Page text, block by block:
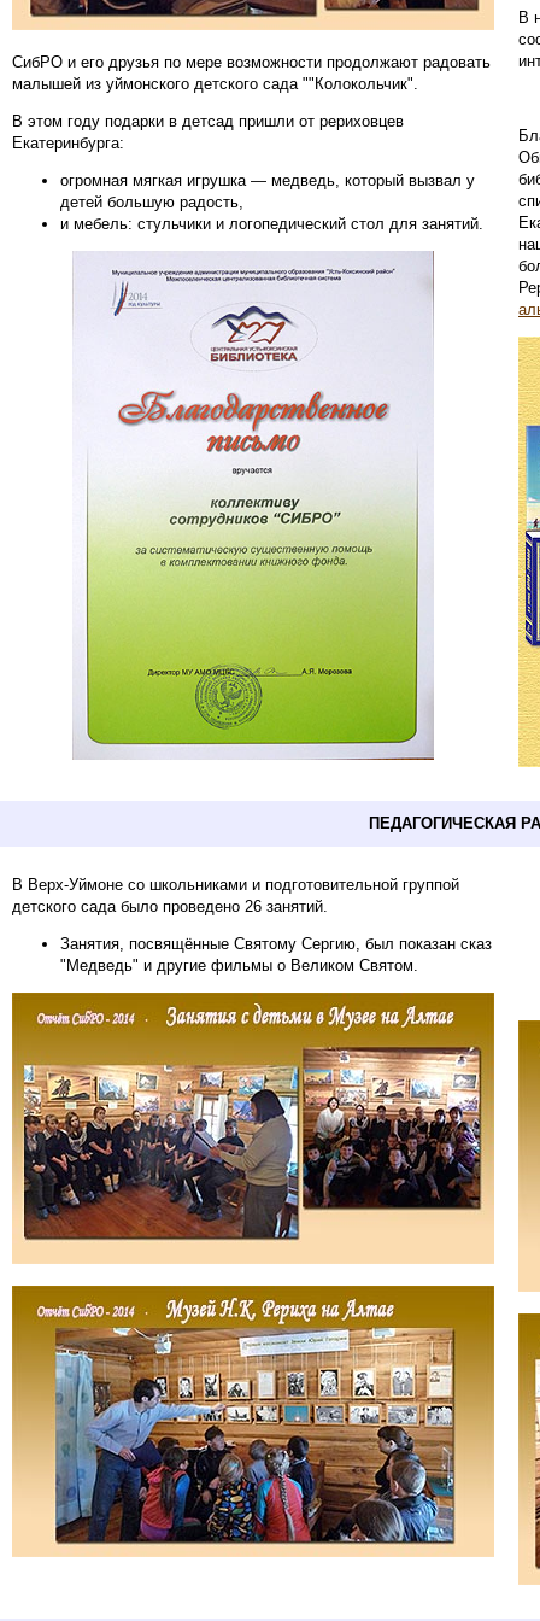
СибРО и его друзья по мере возможности продолжают радовать
малышей из уймонского детского сада ""Колокольчик".
В этом году подарки в детсад пришли от рериховцев
Екатеринбурга:
огромная мягкая игрушка — медведь, который вызвал у
детей большую радость,
и мебель: стульчики и логопедический стол для занятий.
В
ПЕДАГОГИЧЕСКАЯ
В Верх-Уймоне со школьниками и подготовительной группой
детского сада было проведено 26 занятий.
Занятия, посвящённые Святому Сергию, был показан сказ
"Медведь" и другие фильмы о Великом Святом.